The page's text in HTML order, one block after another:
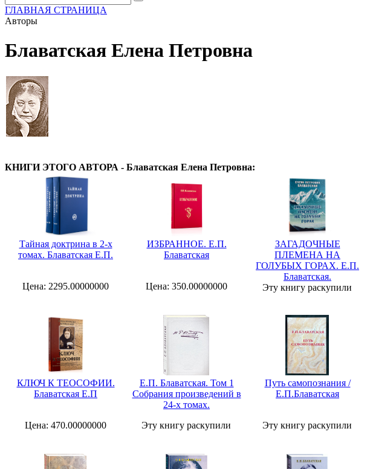
ГЛАВНАЯ СТРАНИЦА
Авторы
Блаватская Елена Петровна
КНИГИ ЭТОГО АВТОРА - Блаватская Елена Петровна:
Тайная доктрина в 2-х
томах. Блаватская Е.П.
Цена: 2295.00000000
ИЗБРАННОЕ. Е.П.
Блаватская
Цена: 350.00000000
ЗАГАДОЧНЫЕ
ПЛЕМЕНА НА
ГОЛУБЫХ ГОРАХ. Е.П.
Блаватская.
Эту книгу раскупили
КЛЮЧ К ТЕОСОФИИ.
Блаватская Е.П
Цена: 470.00000000
Е.П. Блаватская. Том 1
Собрания произведений в
24-х томах.
Эту книгу раскупили
Путь самопознания /
Е.П.Блаватская
Эту книгу раскупили